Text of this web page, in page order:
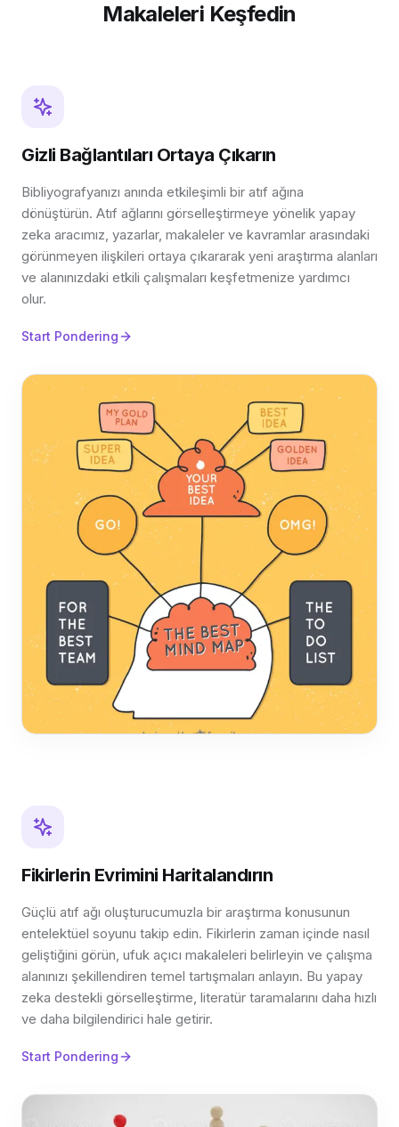
Makaleleri Keşfedin
Gizli Bağlantıları Ortaya Çıkarın
Bibliyografyanızı anında etkileşimli bir atıf ağına
dönüştürün. Atıf ağlarını görselleştirmeye yönelik yapay
zeka aracımız, yazarlar, makaleler ve kavramlar arasındaki
görünmeyen ilişkileri ortaya çıkararak yeni araştırma alanları
ve alanınızdaki etkili çalışmaları keşfetmenize yardımcı
olur.
Start Pondering
Fikirlerin Evrimini Haritalandırın
Güçlü atıf ağı oluşturucumuzla bir araştırma konusunun
entelektüel soyunu takip edin. Fikirlerin zaman içinde nasıl
geliştiğini görün, ufuk açıcı makaleleri belirleyin ve çalışma
alanınızı şekillendiren temel tartışmaları anlayın. Bu yapay
zeka destekli görselleştirme, literatür taramalarını daha hızlı
ve daha bilgilendirici hale getirir.
Start Pondering